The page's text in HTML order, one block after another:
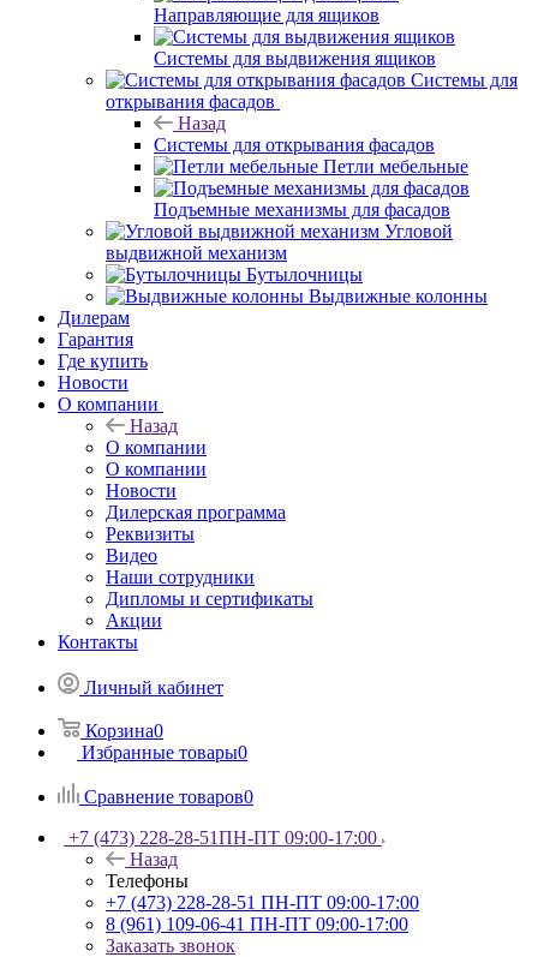
Направляющие для ящиков
Системы для выдвижения ящиков
Системы для
открывания фасадов
Назад
Системы для открывания фасадов
Петли мебельные
Подъемные механизмы для фасадов
Угловой
выдвижной механизм
Бутылочницы
Выдвижные колонны
Дилерам
Гарантия
Где купить
Новости
О компании
Назад
О компании
О компании
Новости
Дилерская программа
Реквизиты
Видео
Наши сотрудники
Дипломы и сертификаты
Акции
Контакты
Личный кабинет
Корзина0
Избранные товары0
Сравнение товаров0
+7 (473) 228-28-51ПН-ПТ 09:00-17:00
Назад
Телефоны
+7 (473) 228-28-51 ПН-ПТ 09:00-17:00
8 (961) 109-06-41 ПН-ПТ 09:00-17:00
Заказать звонок